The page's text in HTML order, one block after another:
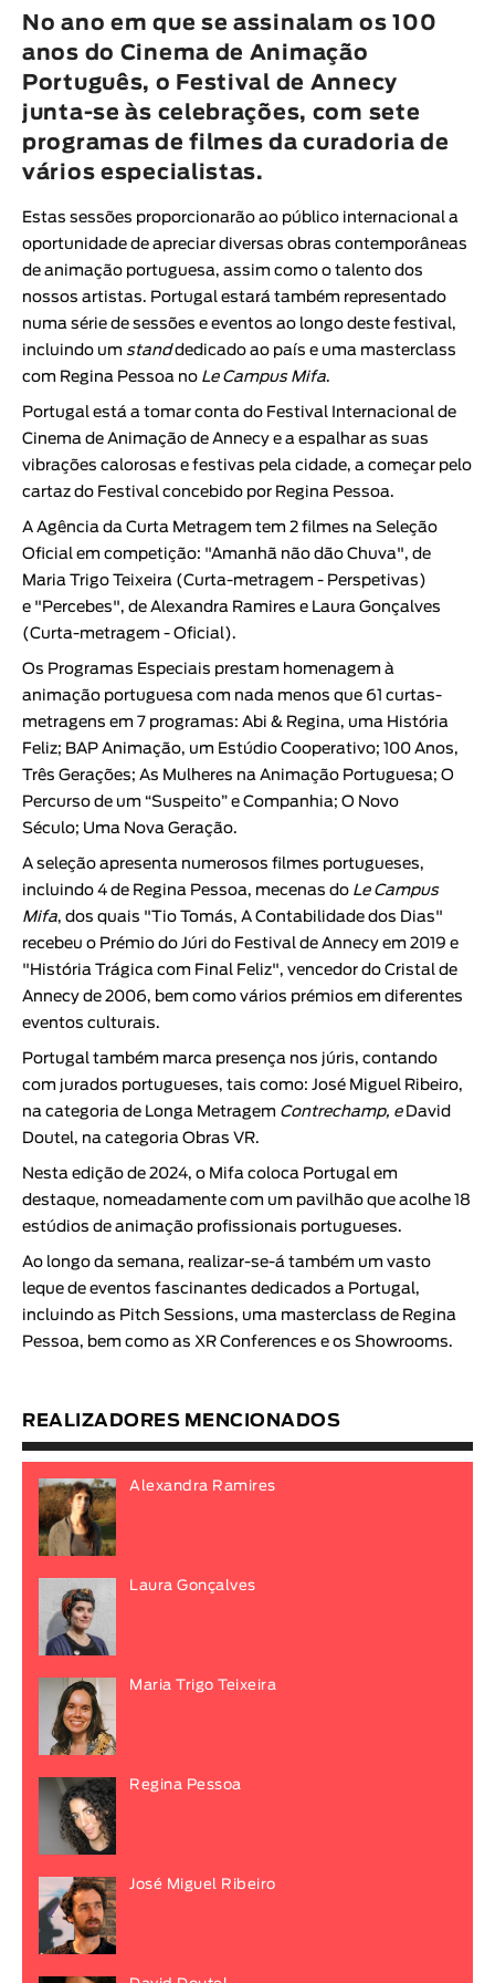
Animar
DURAÇÃO
< / >
Ficção
Animação
Experimental
Documentário
No ano em que se assinalam os 100
anos do Cinema de Animação
Português, o Festival de Annecy
junta-se às celebrações, com sete
programas de filmes da curadoria de
vários especialistas.
Estas sessões proporcionarão ao público internacional a
oportunidade de apreciar diversas obras contemporâneas
de animação portuguesa, assim como o talento dos
nossos artistas. Portugal estará também representado
numa série de sessões e eventos ao longo deste festival,
incluindo um standdedicado ao país e uma masterclass
com Regina Pessoa no Le Campus Mifa.
Portugal está a tomar conta do Festival Internacional de
Cinema de Animação de Annecy e a espalhar as suas
vibrações calorosas e festivas pela cidade, a começar pelo
cartaz do Festival concebido por Regina Pessoa.
A Agência da Curta Metragem tem 2 filmes na Seleção
Oficial em competição: "Amanhã não dão Chuva", de
Maria Trigo Teixeira (Curta-metragem - Perspetivas)
e "Percebes", de Alexandra Ramires e Laura Gonçalves
(Curta-metragem - Oficial).
Os Programas Especiais prestam homenagem à
animação portuguesa com nada menos que 61 curtas-
metragens em 7 programas: Abi & Regina, uma História
Feliz; BAP Animação, um Estúdio Cooperativo; 100 Anos,
Três Gerações; As Mulheres na Animação Portuguesa; O
Percurso de um “Suspeito” e Companhia; O Novo
Século; Uma Nova Geração.
A seleção apresenta numerosos filmes portugueses,
incluindo 4 de Regina Pessoa, mecenas do Le Campus
Mifa, dos quais "Tio Tomás, A Contabilidade dos Dias"
recebeu o Prémio do Júri do Festival de Annecy em 2019 e
"História Trágica com Final Feliz", vencedor do Cristal de
Annecy de 2006, bem como vários prémios em diferentes
eventos culturais.
Portugal também marca presença nos júris, contando
com jurados portugueses, tais como: José Miguel Ribeiro,
na categoria de Longa Metragem Contrechamp, e David
Doutel, na categoria Obras VR.
Nesta edição de 2024, o Mifa coloca Portugal em
destaque, nomeadamente com um pavilhão que acolhe 18
estúdios de animação profissionais portugueses.
Ao longo da semana, realizar-se-á também um vasto
leque de eventos fascinantes dedicados a Portugal,
incluindo as Pitch Sessions, uma masterclass de Regina
Pessoa, bem como as XR Conferences e os Showrooms.
REALIZADORES MENCIONADOS
Alexandra Ramires
Laura Gonçalves
Maria Trigo Teixeira
Regina Pessoa
José Miguel Ribeiro